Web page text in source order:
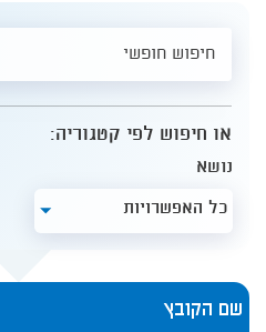
או חיפוש לפי קטגוריה:
נושא
כל האפשרויות
שם הקובץ